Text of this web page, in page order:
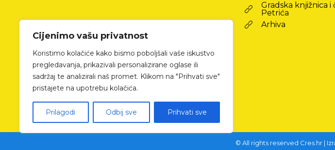
Cijenimo vašu privatnost
Koristimo kolačiće kako bismo poboljšali vaše iskustvo
pregledavanja, prikazivali personalizirane oglase ili
sadržaj te analizirali naš promet. Klikom na "Prihvati sve"
pristajete na upotrebu kolačića.
Prilagodi Odbij sve Prihvati sve
Gradska knjižnica i
Petrića
Arhiva
© All rights reserved Cres.hr |